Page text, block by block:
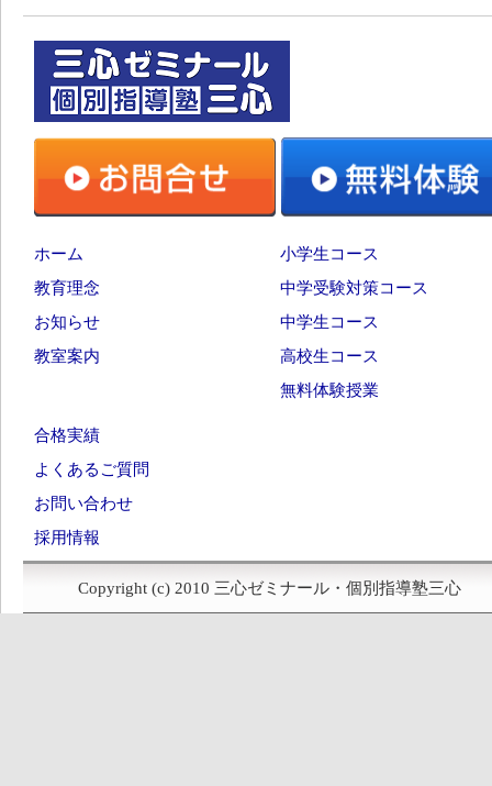
ホーム
教育理念
お知らせ
教室案内
小学生コース
中学受験対策コース
中学生コース
高校生コース
無料体験授業
合格実績
よくあるご質問
お問い合わせ
採用情報
Copyright (c) 2010 三心ゼミナール・個別指導塾三心